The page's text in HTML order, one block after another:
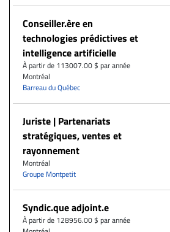
Conseiller.ère en
technologies prédictives et
intelligence artificielle
À partir de 113007.00 $ par année
Montréal
Barreau du Québec
Juriste | Partenariats
stratégiques, ventes et
rayonnement
Montréal
Groupe Montpetit
Syndic.que adjoint.e
À partir de 128956.00 $ par année